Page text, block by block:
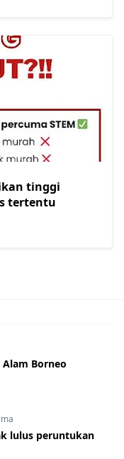
tinggi
tertentu
Borneo
lulus peruntukan